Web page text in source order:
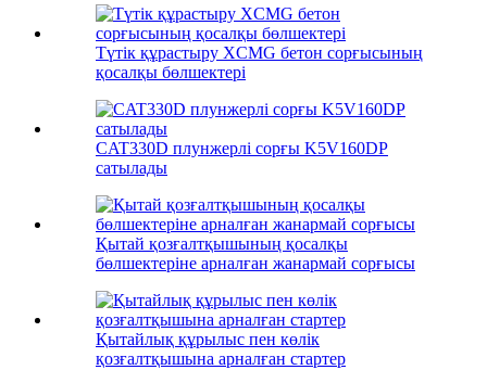
Түтік құрастыру XCMG бетон сорғысының
қосалқы бөлшектері
CAT330D плунжерлі сорғы K5V160DP
сатылады
Қытай қозғалтқышының қосалқы
бөлшектеріне арналған жанармай сорғысы
Қытайлық құрылыс пен көлік
қозғалтқышына арналған стартер